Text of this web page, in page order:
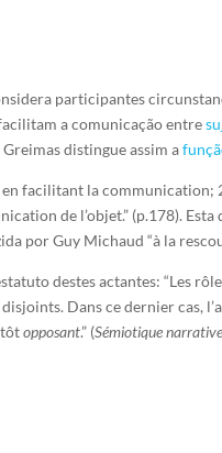
participantes
a comunicação entre
Greimas distingue assim a
facilitant la
de l’objet.” (p.178).
por Guy Michaud “à la
destes actantes: “Les
Dans ce dernier cas,
opposant.” (Sémiotique